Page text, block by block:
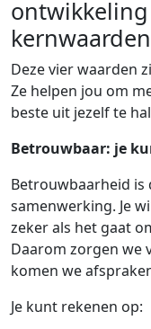
Deze vier waarden
Ze helpen jou om
beste uit jezelf te
Betrouwbaar: je
Betrouwbaarheid is
samenwerking. Je
zeker als het gaat
Daarom zorgen we
komen we
Je kunt rekenen op: